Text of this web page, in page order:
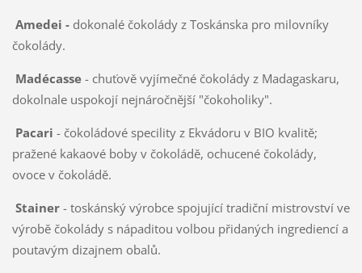
Amedei - dokonalé čokolády z Toskánska pro milovníky
čokolády.
Madécasse- chuťově vyjímečné čokolády z Madagaskaru,
dokolnale uspokojí nejnáročnější "čokoholiky".
Pacari - čokoládové specility z Ekvádoru v BIO kvalitě;
pražené kakaové boby v čokoládě, ochucené čokolády,
ovoce v čokoládě.
Stainer- toskánský výrobce spojující tradiční mistrovství ve
výrobě čokolády s nápaditou volbou přidaných ingrediencí a
poutavým dizajnem obalů.